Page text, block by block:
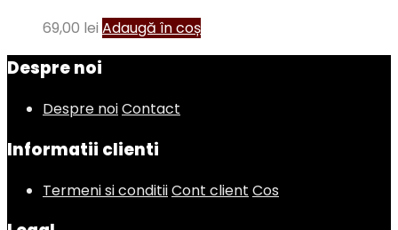
69,00 lei Adaugă în coș
Despre noi
Despre noiContact
Informatii clienti
Termeni si conditiiCont client Cos